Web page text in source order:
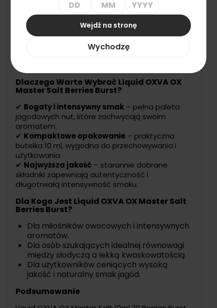
Pojemność:10 ml – kompaktowa butelka,
idealna do codziennego użytkowania.
20 – intensywny aromat dla
pełniejszych doznań smakowych.
Wykonana z najwyższej jakości
Dlaczego Warto Wybrać Liquid OXVA OX
Master Salt Berries Burst?
✔ Bogaty i intensywny smak – pełna paleta
jagodowych nut, które zachwycają swoim
aromatem.
✔ Kompaktowe opakowanie – praktyczna
butelka 10 ml, wygodna do przechowywania i
użytkowania.
✔ Najwyższa jakość – starannie dobrane
składniki zapewniają autentyczność i
długotrwałą intensywność smaku.
Dla Kogo Jest Liquid OXVA OX Master Salt
Berries Burst?
Dla miłośników owocowych i intensywnych
aromatów.
Dla osób szukających idealnej równowagi
między słodyczą a lekką kwaskowatością.
Dla użytkowników ceniących wysoką
jakość i naturalny smak jagód.
Podsumowanie
Wejdź na stronę
Wychodzę